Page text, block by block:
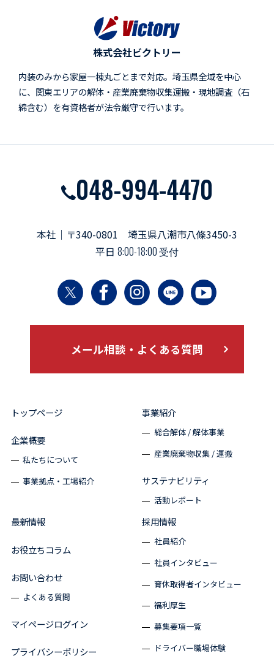
株式会社ビクトリー
内装のみから家屋一棟丸ごとまで対応。埼玉県全域を中心
に、関東エリアの解体・産業廃棄物収集運搬・現地調査（石
綿含む）を有資格者が法令厳守で行います。
048-994-4470
本社｜〒340-0801 埼玉県八潮市八條3450-3
平日 8:00-18:00 受付
メール相談・よくある質問
トップページ
企業概要
私たちについて
事業拠点・工場紹介
事業紹介
総合解体 / 解体事業
産業廃棄物収集 / 運搬
サステナビリティ
活動レポート
最新情報
お役立ちコラム
お問い合わせ
よくある質問
マイページログイン
プライバシーポリシー
採用情報
社員紹介
社員インタビュー
育休取得者インタビュー
福利厚生
募集要項一覧
ドライバー職場体験